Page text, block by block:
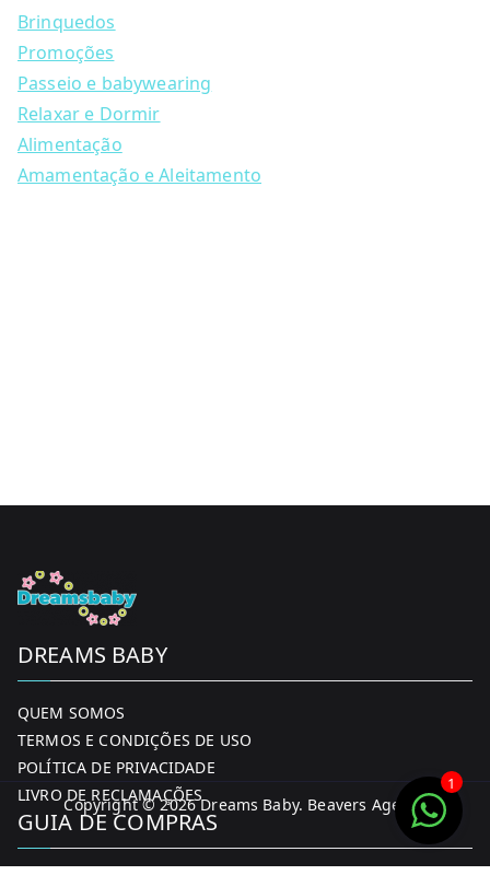
options
may
be
chosen
on
the
a
r
c
h
Brinquedos
Promoções
Passeio e babywearing
Relaxar e Dormir
Alimentação
Amamentação e Aleitamento
DREAMS BABY
QUEM SOMOS
TERMOS E CONDIÇÕES DE USO
POLÍTICA DE PRIVACIDADE
LIVRO DE RECLAMAÇÕES
GUIA DE COMPRAS
Copyright © 2026Dreams Baby. Beavers Agency
1